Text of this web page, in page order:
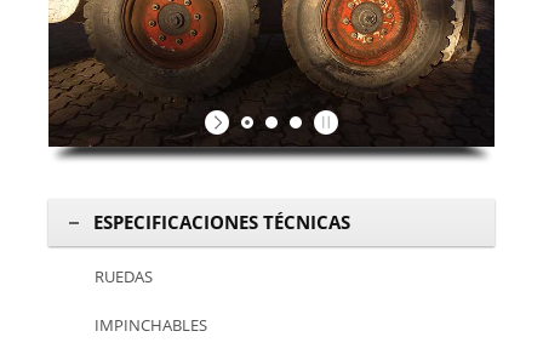
ESPECIFICACIONES TÉCNICAS
RUEDAS
IMPINCHABLES